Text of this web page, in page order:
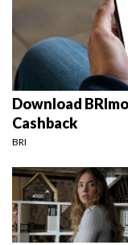
Download
Cashback
BRI